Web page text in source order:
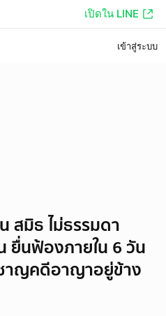
เปิดใน LINE
เข้าสู่ระบบ
สมิธ ไม่ธรรมดา
ยื่นฟ้องภายใน 6 วัน
าญคดีอาญาอยู่ข้าง